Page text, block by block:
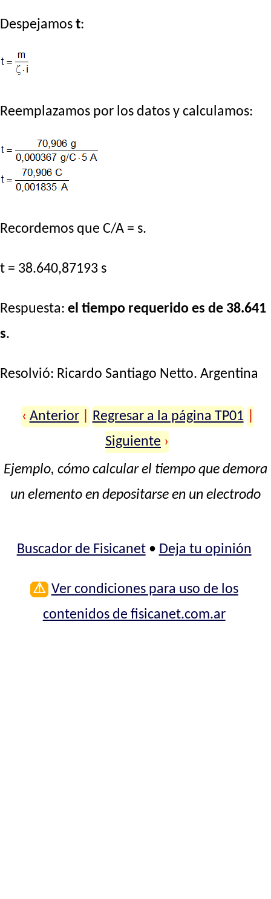
Despejamos t:
Reemplazamos por los datos y calculamos:
Recordemos que C/A = s.
t = 38.640,87193 s
Respuesta: el tiempo requerido es de 38.641
s.
Resolvió: Ricardo Santiago Netto. Argentina
‹ Anterior Regresar a la página TP01
Siguiente ›
Ejemplo, cómo calcular el tiempo que demora
un elemento en depositarse en un electrodo
Buscador de Fisicanet• Deja tu opinión
⚠ Ver condiciones para uso de los
contenidos de fisicanet.com.ar